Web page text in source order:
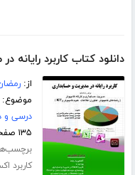
دانلود کتاب کاربرد رایانه
از:
درسی و
۱۳۵ صفحه
کاربرد